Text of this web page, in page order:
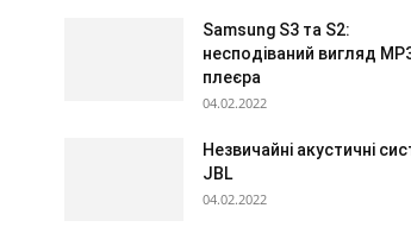
Samsung S3 та S2:
несподіваний вигляд
плеєра
04.02.2022
Незвичайні акустичні
JBL
04.02.2022